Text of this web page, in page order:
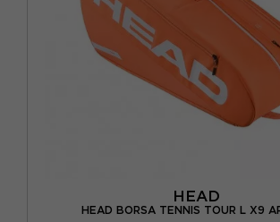
HEAD
HEAD BORSA TENNIS TOUR L X9